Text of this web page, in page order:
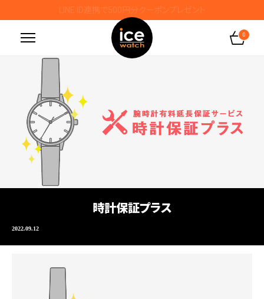
LINE ID連携で500円分クーポンプレゼント
0
時計保証プラス
2022.09.12